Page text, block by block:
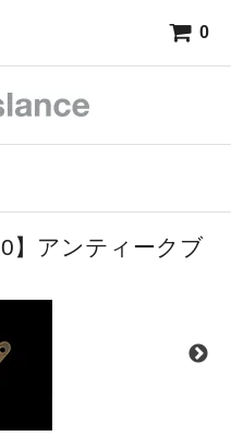
0
】アンティークブ